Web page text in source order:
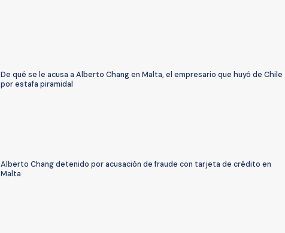
De qué se le acusa a Alberto Chang en Malta, el empresario que huyó de Chile
por estafa piramidal
Alberto Chang detenido por acusación de fraude con tarjeta de crédito en
Malta